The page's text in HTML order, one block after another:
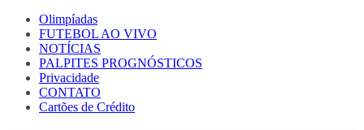
Olimpíadas
FUTEBOL AO VIVO
NOTÍCIAS
PALPITES PROGNÓSTICOS
Privacidade
CONTATO
Cartões de Crédito